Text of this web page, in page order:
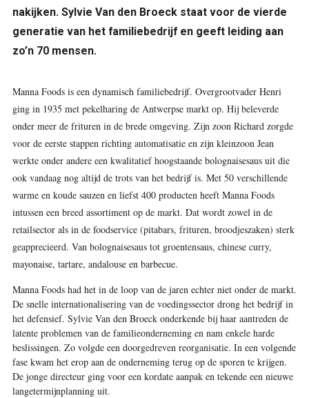
nakijken. Sylvie Van den Broeck staat voor de vierde
generatie van het familiebedrijf en geeft leiding aan
zo’n 70 mensen.
Manna Foods is een dynamisch familiebedrijf. Overgrootvader Henri
ging in 1935 met pekelharing de Antwerpse markt op. Hij beleverde
onder meer de frituren in de brede omgeving. Zijn zoon Richard zorgde
voor de eerste stappen richting automatisatie en zijn kleinzoon Jean
werkte onder andere een kwalitatief hoogstaande bolognaisesaus uit die
ook vandaag nog altijd de trots van het bedrijf is. Met 50 verschillende
warme en koude sauzen en liefst 400 producten heeft Manna Foods
intussen een breed assortiment op de markt. Dat wordt zowel in de
retailsector als in de foodservice (pitabars, frituren, broodjeszaken) sterk
geapprecieerd. Van bolognaisesaus tot groentensaus, chinese curry,
mayonaise, tartare, andalouse en barbecue.
Manna Foods had het in de loop van de jaren echter niet onder de markt.
De snelle internationalisering van de voedingssector drong het bedrijf in
het defensief. Sylvie Van den Broeck onderkende bij haar aantreden de
latente problemen van de familieonderneming en nam enkele harde
beslissingen. Zo volgde een doorgedreven reorganisatie. In een volgende
fase kwam het erop aan de onderneming terug op de sporen te krijgen.
De jonge directeur ging voor een kordate aanpak en tekende een nieuwe
langetermijnplanning uit.